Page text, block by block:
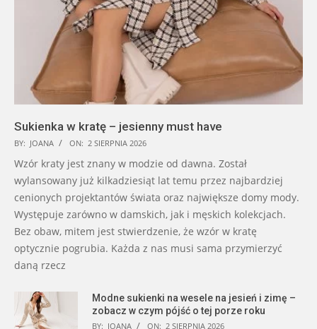
Sukienka w kratę – jesienny must have
BY: JOANA ON: 2 SIERPNIA 2026
Wzór kraty jest znany w modzie od dawna. Został
wylansowany już kilkadziesiąt lat temu przez najbardziej
cenionych projektantów świata oraz największe domy mody.
Występuje zarówno w damskich, jak i męskich kolekcjach.
Bez obaw, mitem jest stwierdzenie, że wzór w kratę
optycznie pogrubia. Każda z nas musi sama przymierzyć
daną rzecz
Modne sukienki na wesele na jesień i zimę –
zobacz w czym pójść o tej porze roku
BY: JOANA ON: 2 SIERPNIA 2026